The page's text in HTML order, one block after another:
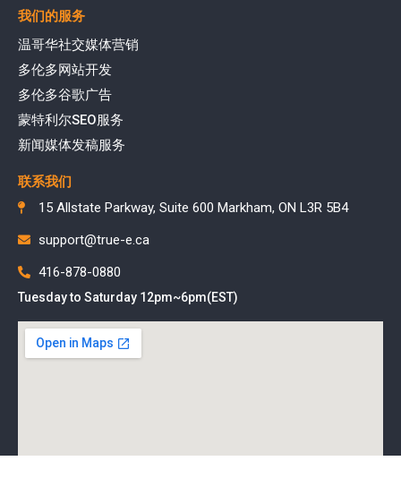
我们的服务
温哥华社交媒体营销
多伦多网站开发
多伦多谷歌广告
蒙特利尔SEO服务
新闻媒体发稿服务
联系我们
15 Allstate Parkway, Suite 600 Markham, ON L3R 5B4
support@true-e.ca
416-878-0880
Tuesday to Saturday 12pm~6pm(EST)